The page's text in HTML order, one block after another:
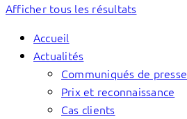
Afficher tous les résultats
Accueil
Actualités
Communiqués de presse
Prix et reconnaissance
Cas clients